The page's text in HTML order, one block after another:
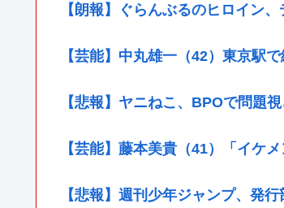
【朗報】ぐらんぶるのヒロイン、
【芸能】中丸雄一（42）東京駅
【悲報】ヤニねこ、BPOで問題
【芸能】藤本美貴（41）「イケ
【悲報】週刊少年ジャンプ、発